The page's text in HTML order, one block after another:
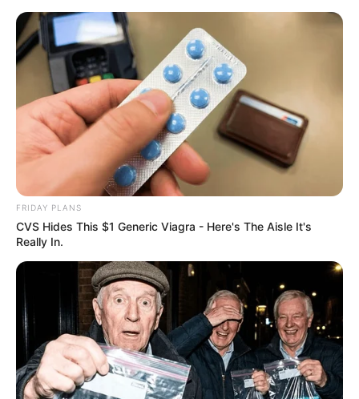
FRIDAY PLANS
CVS Hides This $1 Generic Viagra - Here's The Aisle It's
Really In.